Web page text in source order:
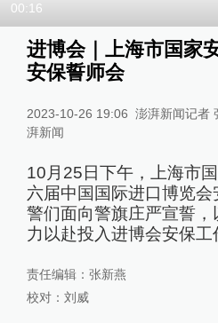
00:16
进博会｜上海市国家
安保誓师会
2023-10-26 19:06 澎湃新闻记者
湃新闻
10月25日下午，上海市
六届中国国际进口博览
警们面向警旗庄严宣誓
力以赴投入进博会安保工
责任编辑： 张新燕
校对： 刘威